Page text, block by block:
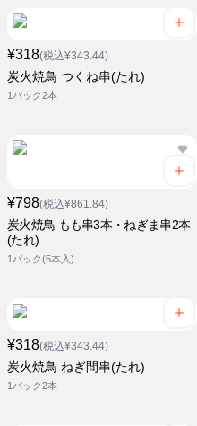
¥318(税込¥343.44)
炭火焼鳥 つくね串(たれ)
1パック2本
¥798(税込¥861.84)
炭火焼鳥 もも串3本・ねぎま串2本
(たれ)
1パック(5本入)
¥318(税込¥343.44)
炭火焼鳥 ねぎ間串(たれ)
1パック2本